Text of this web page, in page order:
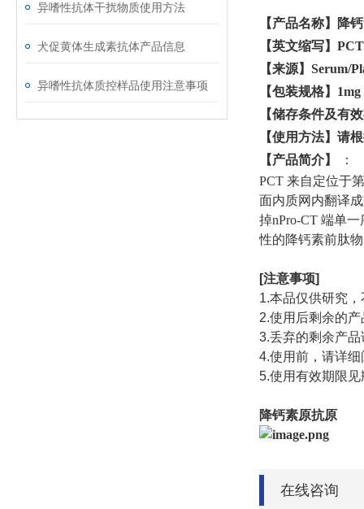
异嗜性抗体干扰物质使用方法
犬促黄体生成素抗体产品信息
异嗜性抗体质控样品使用注意事项
【产品名称】
降
【英文缩写】 PCT
【来源】 Serum/
【包装规格】 1mg
【储存条件及有
【使用方法】请
【产品简介】
：
PCT 来自定位于第
面内质网内翻译
掉nPro-CT 端单一
性的降钙素前肽
[注意事项]
1.本品仅供研究
2.使用后剩余的
3.丢弃的剩余产
4.使用前，请详
5.使用有效期限见
降钙素原抗原
在线咨询